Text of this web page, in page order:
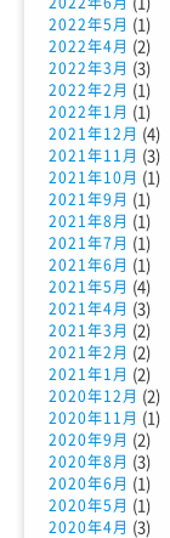
2022年5月 (1)
2022年4月 (2)
2022年3月 (3)
2022年2月 (1)
2022年1月 (1)
2021年12月 (4)
2021年11月 (3)
2021年10月 (1)
2021年9月 (1)
2021年8月 (1)
2021年7月 (1)
2021年6月 (1)
2021年5月 (4)
2021年4月 (3)
2021年3月 (2)
2021年2月 (2)
2021年1月 (2)
2020年12月 (2)
2020年11月 (1)
2020年9月 (2)
2020年8月 (3)
2020年6月 (1)
2020年5月 (1)
2020年4月 (3)